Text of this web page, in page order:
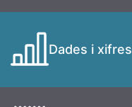
Dades i xifres